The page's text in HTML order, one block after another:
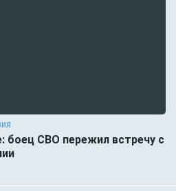
боец СВО пережил встречу с